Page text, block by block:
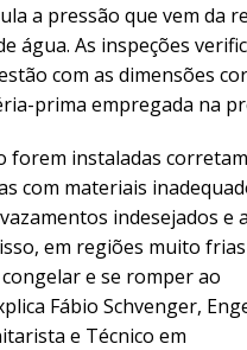
a pressão que vem da
água. As inspeções
com as dimensões
prima empregada na
forem instaladas
com materiais
indesejados e
em regiões muito
e se romper ao
Fábio Schvenger,
e Técnico em